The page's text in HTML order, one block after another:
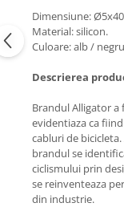
Dimensiune:
Material: silicon.
Culoare: alb /
Descrierea
Brandul Alligator
evidentiaza ca
cabluri de
brandul se
ciclismului prin
se reinventeaza
din industrie.